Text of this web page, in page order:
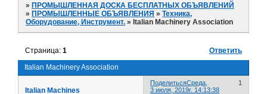
»ПРОМЫШЛЕННАЯ ДОСКА БЕСПЛАТНЫХ ОБЪЯВЛЕНИЙ
»ПРОМЫШЛЕННЫЕ ОБЪЯВЛЕНИЯ »Техника,
Оборудование, Инструмент. »Italian Machinery Association
Italian Machinery Association
Страница:1 Ответить
Поделиться 1
Среда,
3 июля, 2019г. 14:13:38
Italian Machines